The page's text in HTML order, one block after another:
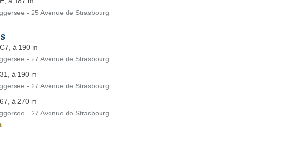
- 25 Avenue de Strasbourg
à 190 m
- 27 Avenue de Strasbourg
à 190 m
- 27 Avenue de Strasbourg
à 270 m
- 27 Avenue de Strasbourg